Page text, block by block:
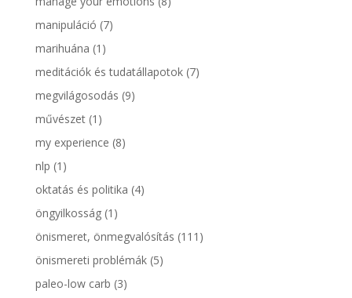
manipuláció (7)
marihuána (1)
meditációk és tudatállapotok(7)
megvilágosodás (9)
művészet(1)
my experience (8)
nlp (1)
oktatás és politika (4)
öngyilkosság(1)
önismeret, önmegvalósítás (111)
önismereti problémák(5)
paleo-low carb (3)